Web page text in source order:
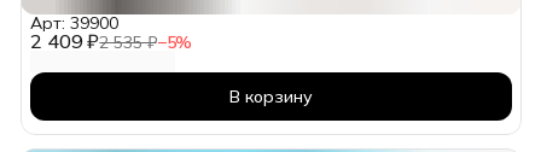
2 409 ₽2 535 ₽−5%
Арт: 39900
В корзину